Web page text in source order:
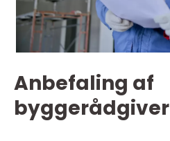
Anbefaling af